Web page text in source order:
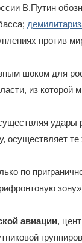
В.Путин
против
шоком для
из которой
осуществляет
по
авиации,